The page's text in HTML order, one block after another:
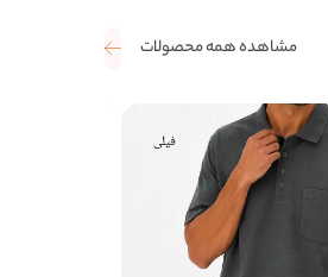
مشاهده همه محصولات